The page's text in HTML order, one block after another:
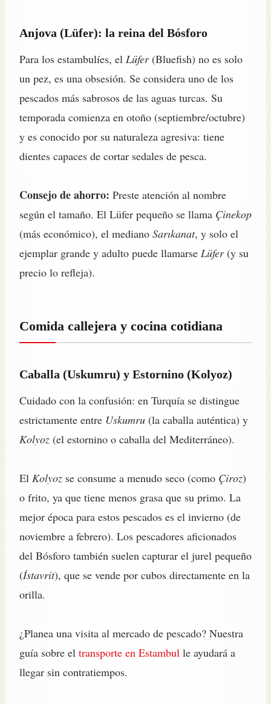
Anjova (Lüfer): la reina del Bósforo
Para los estambulíes, el Lüfer(Bluefish) no es solo
un pez, es una obsesión. Se considera uno de los
pescados más sabrosos de las aguas turcas. Su
temporada comienza en otoño (septiembre/octubre)
y es conocido por su naturaleza agresiva: tiene
dientes capaces de cortar sedales de pesca.
Consejo de ahorro: Preste atención al nombre
según el tamaño. El Lüfer pequeño se llama Çinekop
(más económico), el mediano Sarıkanat, y solo el
ejemplar grande y adulto puede llamarse Lüfer(y su
precio lo refleja).
Comida callejera y cocina cotidiana
Caballa (Uskumru) y Estornino (Kolyoz)
Cuidado con la confusión: en Turquía se distingue
estrictamente entre Uskumru (la caballa auténtica) y
Kolyoz (el estornino o caballa del Mediterráneo).
El Kolyoz se consume a menudo seco (como Çiroz)
o frito, ya que tiene menos grasa que su primo. La
mejor época para estos pescados es el invierno (de
noviembre a febrero). Los pescadores aficionados
del Bósforo también suelen capturar el jurel pequeño
(İstavrit), que se vende por cubos directamente en la
orilla.
¿Planea una visita al mercado de pescado? Nuestra
guía sobre el transporte en Estambul le ayudará a
llegar sin contratiempos.